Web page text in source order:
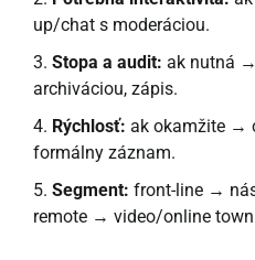
up/chat s moderáciou.
Stopa a audit: ak nutná
archiváciou, zápis.
Rýchlosť: ak okamžite →
formálny záznam.
Segment: front-line →
remote → video/online